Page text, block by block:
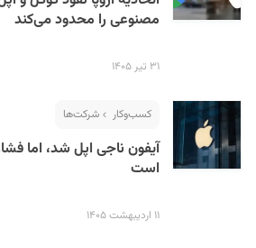
مصنوعی را محدود می‌کند
۳۱ تیر ۱۴۰۵
کسب‌و‌کار شرکت‌ها
آیفون ناجی اپل شد، اما
است
۱۱ اردیبهشت ۱۴۰۵